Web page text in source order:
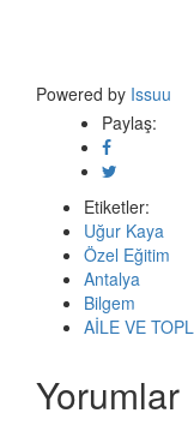
Powered by Issuu
Paylaş:
Etiketler:
Uğur Kaya
Özel Eğitim
Antalya
Bilgem
AİLE VE
Yorumlar